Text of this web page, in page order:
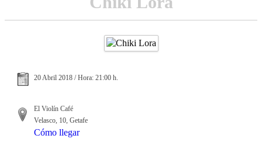
20 Abril 2018 / Hora: 21:00 h.
El Violín Café
Velasco, 10, Getafe
Cómo llegar